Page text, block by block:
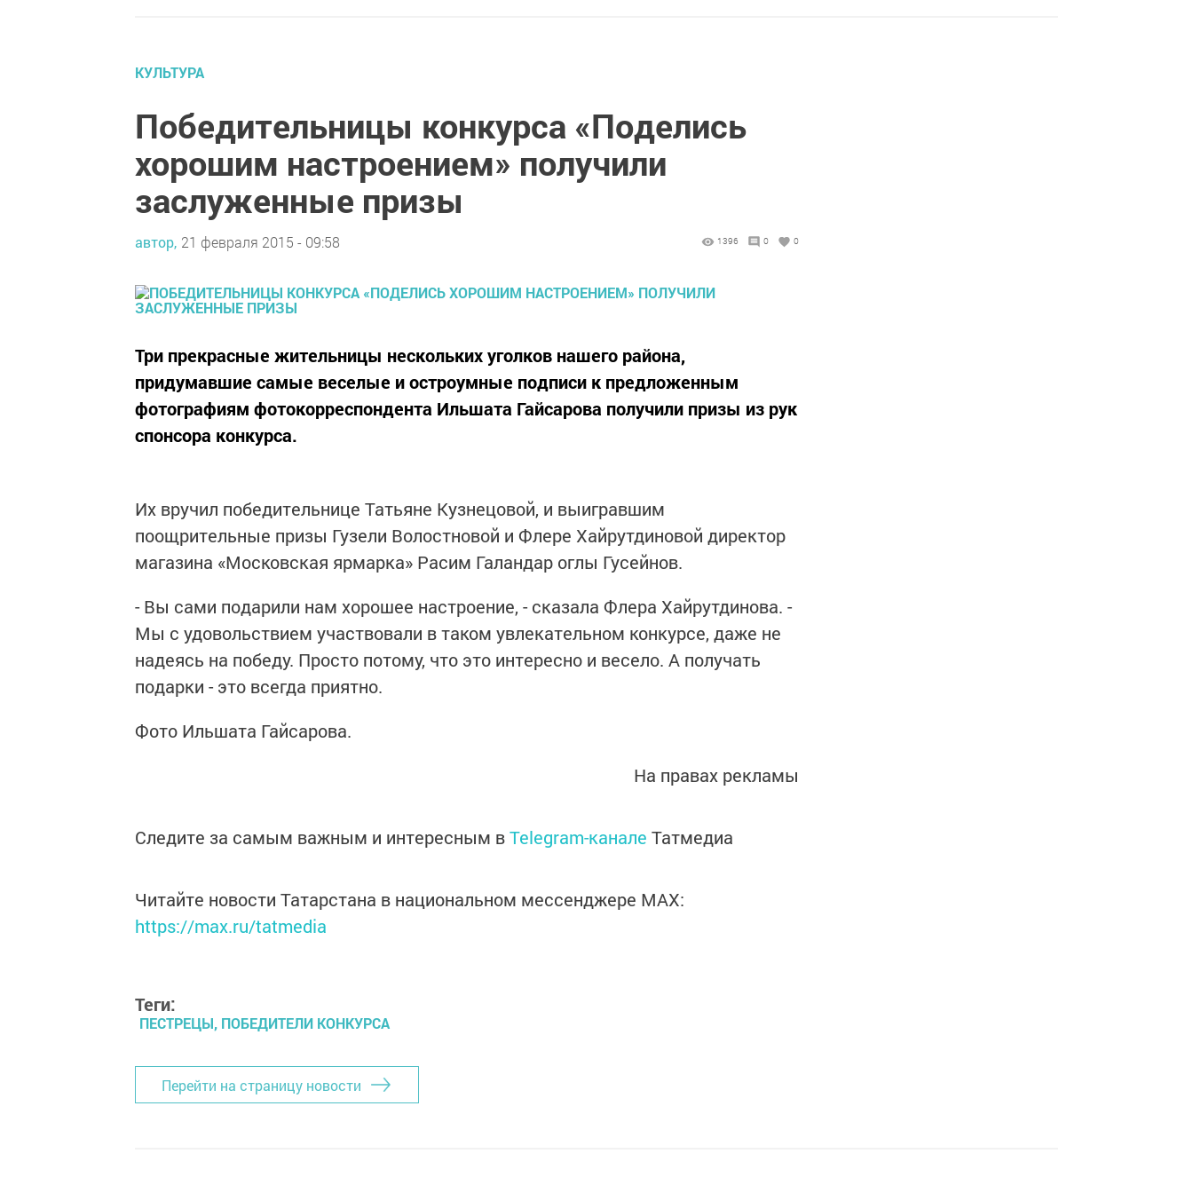
КУЛЬТУРА
Победительницы конкурса «Поделись
хорошим настроением» получили
заслуженные призы
автор, 21 февраля 2015 - 09:58 1396 0 0
Три прекрасные жительницы нескольких уголков нашего района,
придумавшие самые веселые и остроумные подписи к предложенным
фотографиям фотокорреспондента Ильшата Гайсарова получили призы из рук
спонсора конкурса.
Их вручил победительнице Татьяне Кузнецовой, и выигравшим
поощрительные призы Гузели Волостновой и Флере Хайрутдиновой директор
магазина «Московская ярмарка» Расим Галандар оглы Гусейнов.
- Вы сами подарили нам хорошее настроение, - сказала Флера Хайрутдинова. -
Мы с удовольствием участвовали в таком увлекательном конкурсе, даже не
надеясь на победу. Просто потому, что это интересно и весело. А получать
подарки - это всегда приятно.
Фото Ильшата Гайсарова.
На правах рекламы
Следите за самым важным и интересным вTelegram-канале Татмедиа
Читайте новости Татарстана в национальном мессенджере MАХ:
https://max.ru/tatmedia
Теги:
ПЕСТРЕЦЫ, ПОБЕДИТЕЛИ КОНКУРСА
Перейти на страницу новости